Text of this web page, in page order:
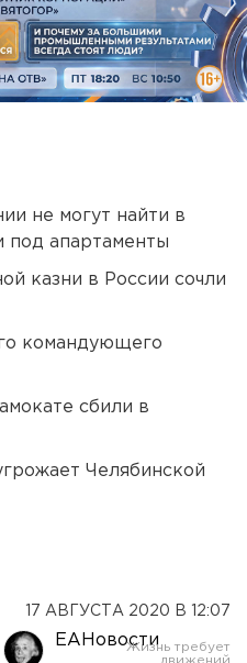
не могут найти в
под апартаменты
казни в России сочли
командующего
сбили в
Челябинской
17 АВГУСТА 2020 В 12:07
ЕАНовости